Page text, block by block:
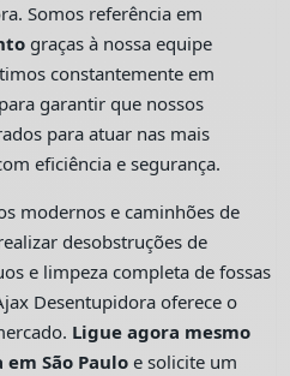
Somos referência em
graças à nossa equipe
constantemente em
garantir que nossos
para atuar nas mais
eficiência e segurança.
modernos e caminhões de
desobstruções de
e limpeza completa de fossas
Desentupidora oferece o
Ligue agora mesmo
São Pauloe solicite um